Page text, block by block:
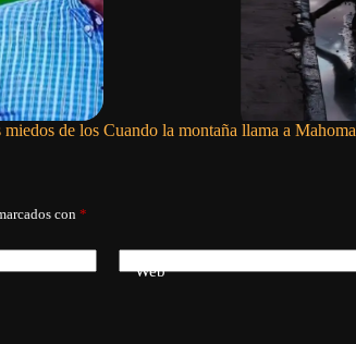
de los Cuando la montaña llama a Mahoma
con *
Web